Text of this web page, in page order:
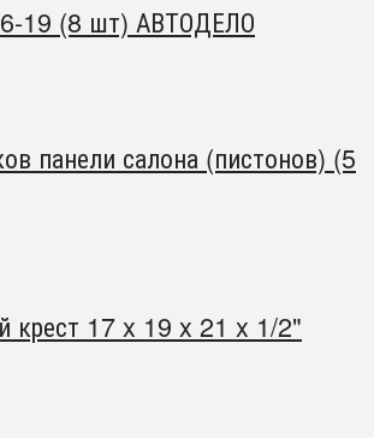
19 (8 шт) АВТОДЕЛО
панели салона (пистонов) (5
крест 17 x 19 x 21 x 1/2"